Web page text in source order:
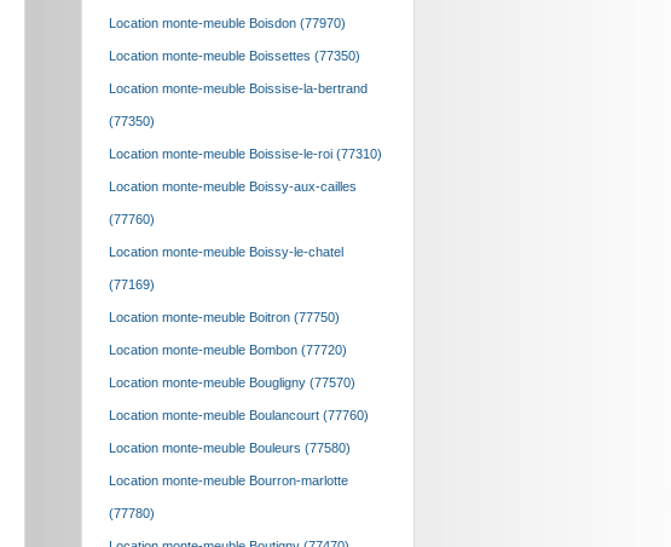
Location monte-meuble Boisdon (77970)
Location monte-meuble Boissettes (77350)
Location monte-meuble Boissise-la-bertrand
(77350)
Location monte-meuble Boissise-le-roi (77310)
Location monte-meuble Boissy-aux-cailles
(77760)
Location monte-meuble Boissy-le-chatel
(77169)
Location monte-meuble Boitron (77750)
Location monte-meuble Bombon (77720)
Location monte-meuble Bougligny (77570)
Location monte-meuble Boulancourt (77760)
Location monte-meuble Bouleurs (77580)
Location monte-meuble Bourron-marlotte
(77780)